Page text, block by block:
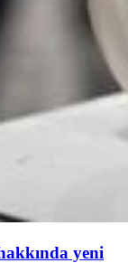
yeni